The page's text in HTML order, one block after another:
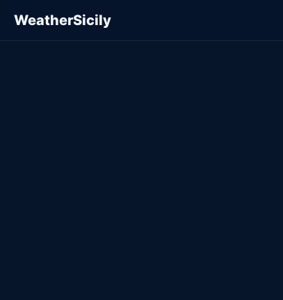
WeatherSicily